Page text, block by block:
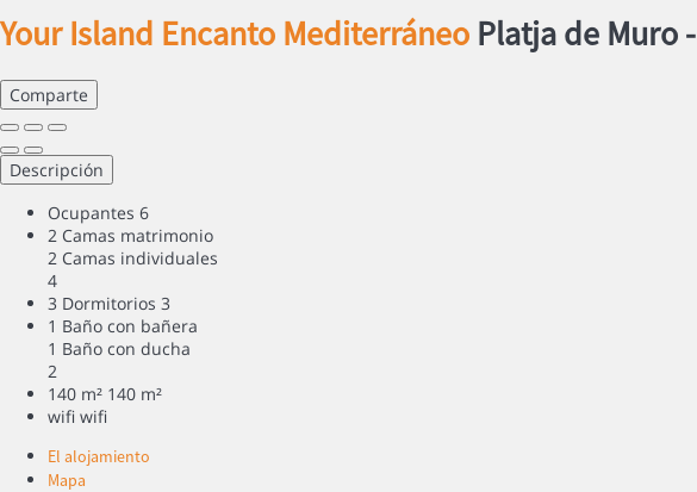
Your Island Encanto Mediterráneo Platja de Muro -
Comparte
Descripción
Ocupantes 6
2 Camas matrimonio
2 Camas individuales
4
3 Dormitorios 3
1 Baño con bañera
1 Baño con ducha
2
140 m² 140 m²
wifi wifi
El alojamiento
Mapa